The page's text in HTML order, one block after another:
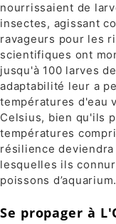
nourrissaient de
insectes, agissant
ravageurs pour les
scientifiques ont
jusqu'à 100 larves
adaptabilité leur a
températures d'eau
Celsius, bien qu'ils
températures
résilience
lesquelles ils
poissons d’aquarium.
Se propager à